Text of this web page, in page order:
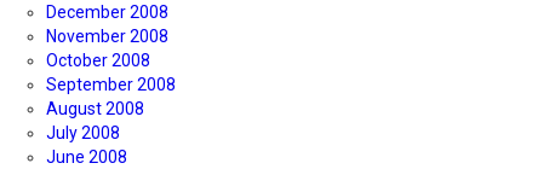
December 2008
November 2008
October 2008
September 2008
August 2008
July 2008
June 2008